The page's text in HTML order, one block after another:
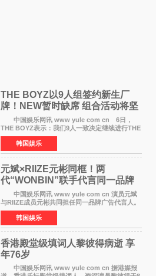
THE BOYZ以9人组签约新生厂
牌！NEW暂时缺席 组合活动将坚
定不移继续
中国娱乐网讯 www yule com cn 6日，
THE BOYZ表示：我们9人一致决定继续进行THE
BOYZ组合活动，并且已经完成了组合团体活动
签约。目前正在新生厂牌下进行活动准备。尚未
离开THE BOYZ原所
韩国娱乐
元斌×RIIZE元彬同框！两
代“WONBIN”联手代言同一品牌
颜值天花板合体
中国娱乐网讯 www yule com cn 演员元斌
与RIIZE成员元彬共同担任同一品牌广告代言人。
6日据独家报道，继演员元斌之后，RIIZE元彬最
近也被选为某在线中介平台A公司的共同广告代言
人，两人将作
韩国娱乐
香港殿堂级填词人黎彼得病逝 享
年76岁​
中国娱乐网讯 www yule com cn 据港媒报